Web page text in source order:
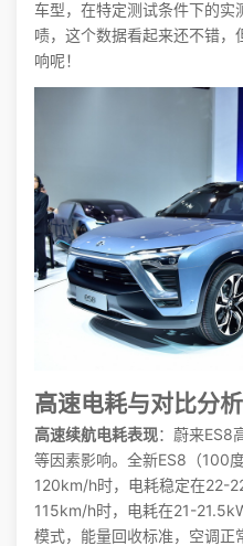
车型，在特定测试条件下的
啧，这个数据看起来还不错，
响呢！
高速电耗与对比分析
高速续航电耗表现：蔚来ES8
等因素影响。全新ES8（100
120km/h时，电耗稳定在22-
115km/h时，电耗在21-
模式，能量回收标准，空调